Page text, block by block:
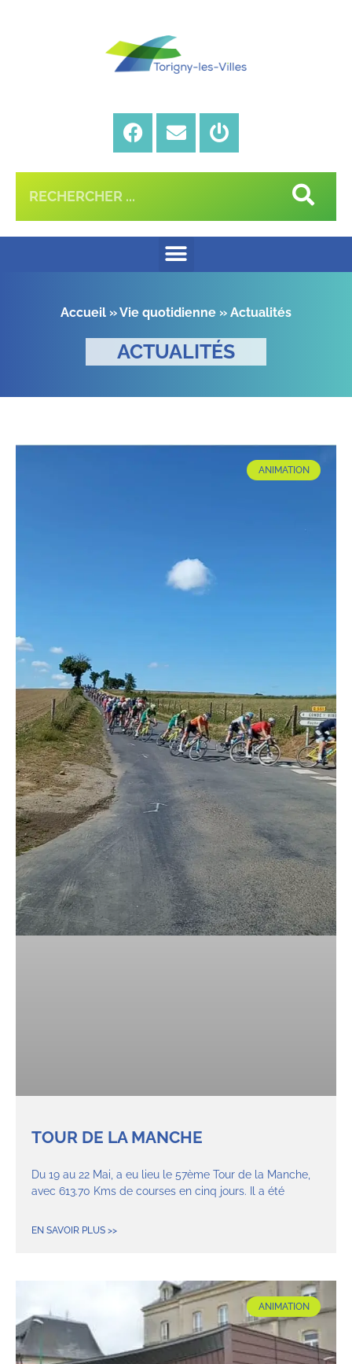
Accueil »Vie quotidienne » Actualités
ACTUALITÉS
ANIMATION
TOUR DE LA MANCHE
Du 19 au 22 Mai, a eu lieu le 57ème Tour de la Manche,
avec 613.70 Kms de courses en cinq jours. Il a été
EN SAVOIR PLUS >>
ANIMATION